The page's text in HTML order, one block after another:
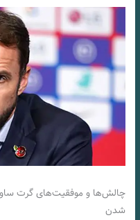
چالش‌ها و موفقیت‌های گرت
شدن